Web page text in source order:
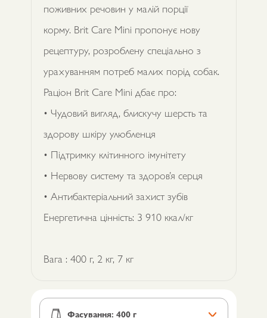
поживних речовин у малій порції
корму. Brit Care Mini пропонує нову
рецептуру, розроблену спеціально з
урахуванням потреб малих порід собак.
Раціон Brit Care Mini дбає про:
• Чудовий вигляд, блискучу шерсть та
здорову шкіру улюбленця
• Підтримку клітинного імунітету
• Нервову систему та здоров’я серця
• Антибактеріальний захист зубів
Енергетична цінність: 3 910 ккал/кг
Вага : 400 г, 2 кг, 7 кг